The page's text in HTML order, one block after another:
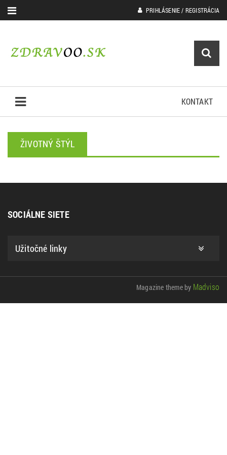
PRIHLÁSENIE / REGISTRÁCIA
KONTAKT
ŽIVOTNÝ ŠTÝL
SOCIÁLNE SIETE
Užitočné linky
Magazine theme by Madviso